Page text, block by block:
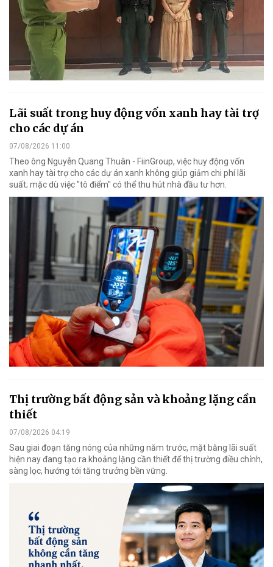
Lãi suất trong huy động vốn xanh hay tài trợ
cho các dự án
07/08/2026 11:00
Theo ông Nguyễn Quang Thuân - FiinGroup, việc huy động vốn
xanh hay tài trợ cho các dự án xanh không giúp giảm chi phí lãi
suất; mặc dù việc "tô điểm" có thể thu hút nhà đầu tư hơn.
Thị trường bất động sản và khoảng lặng cần
thiết
07/08/2026 04:19
Sau giai đoạn tăng nóng của những năm trước, mặt bằng lãi suất
hiện nay đang tạo ra khoảng lặng cần thiết để thị trường điều chỉnh,
sàng lọc, hướng tới tăng trưởng bền vững.